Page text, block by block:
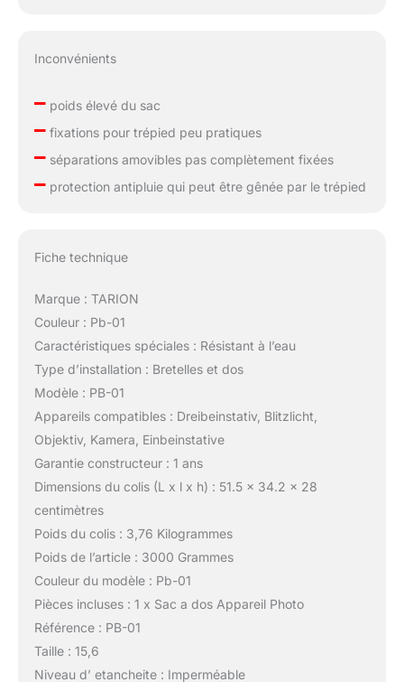
Inconvénients
–poids élevé du sac
–fixations pour trépied peu pratiques
–séparations amovibles pas complètement fixées
–protection antipluie qui peut être gênée par le trépied
Fiche technique
Marque : TARION
Couleur : Pb-01
Caractéristiques spéciales : Résistant à l’eau
Type d’installation : Bretelles et dos
Modèle : PB-01
Appareils compatibles : Dreibeinstativ, Blitzlicht,
Objektiv, Kamera, Einbeinstative
Garantie constructeur : 1 ans
Dimensions du colis (L x l x h) : 51.5 x 34.2 x 28
centimètres
Poids du colis : 3,76 Kilogrammes
Poids de l’article : 3000 Grammes
Couleur du modèle : Pb-01
Pièces incluses : 1 x Sac a dos Appareil Photo
Référence : PB-01
Taille : 15,6
Niveau d’ etancheite : Imperméable